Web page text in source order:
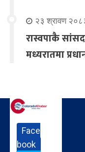
२३ श्रावण
रास्वपाकै
मध्यरातमा
Face
book